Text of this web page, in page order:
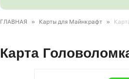
ГЛАВНАЯ » Карты для Майнкрафт »
Карта